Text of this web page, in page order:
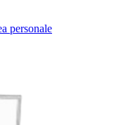
personale